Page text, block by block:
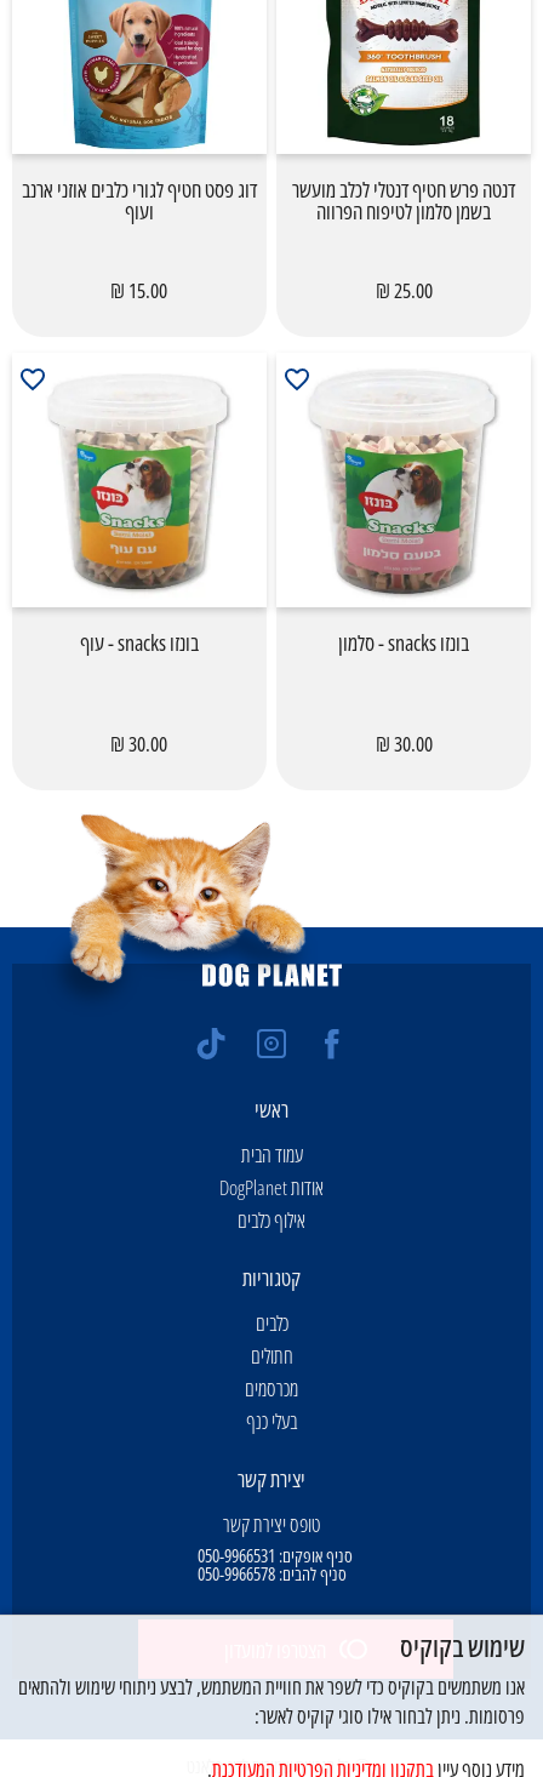
דנטה פרש חטיף דנטלי לכלב מועשר
בשמן סלמון לטיפוח הפרווה
25.00 ₪
דוג פסט חטיף לגורי כלבים אוזני ארנב
ועוף
15.00 ₪
בונזו snacks - סלמון
30.00 ₪
בונזו snacks - עוף
30.00 ₪
ראשי
עמוד הבית
אודות DogPlanet
אילוף כלבים
קטגוריות
כלבים
חתולים
מכרסמים
בעלי כנף
יצירת קשר
טופס יצירת קשר
סניף אופקים: 050-9966531
סניף להבים:050-9966578
© כל הזכויות שמורות לדוג פלאנט
שימוש בקוקיס
אנו משתמשים בקוקיס כדי לשפר את חוויית המשתמש, לבצע ניתוחי שימוש ולהתאים
פרסומות. ניתן לבחור אילו סוגי קוקיס לאשר:
מידע נוסף עייןבתקנון ומדיניות הפרטיות המעודכנת.